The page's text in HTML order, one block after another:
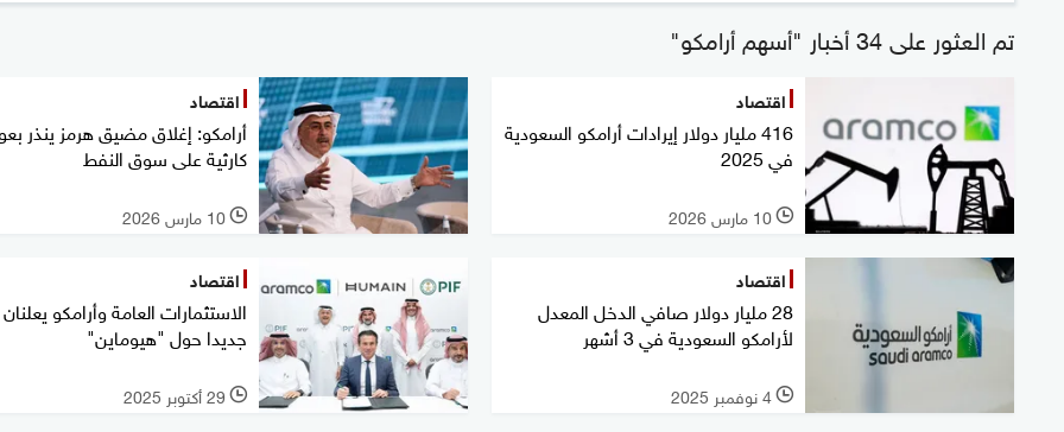
تم العثور على 34 أخبار "أسهم أرامكو"
اقتصاد
416 مليار دولار إيرادات أرامكو السعودية
في 2025
l 10 مارس 2026
اقتصاد
أرامكو: إغلاق مضيق هرمز ينذر
كارثية على سوق النفط
l 10 مارس 2026
اقتصاد
28 مليار دولار صافي الدخل المعدل
لأرامكو السعودية في 3 أشهر
l 4 نوفمبر 2025
اقتصاد
الاستثمارات العامة وأرامكو
جديدا حول "هيوماين"
l 29 أكتوبر 2025